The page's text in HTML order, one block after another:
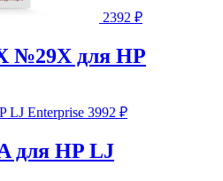
2392 ₽
№29X для HP
3992 ₽
для HP LJ